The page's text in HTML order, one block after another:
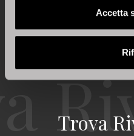
Accetta
Trova